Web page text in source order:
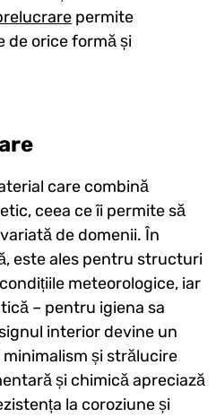
permite
de orice formă și
care combină
ceea ce îi permite să
de domenii. În
este ales pentru structuri
meteorologice, iar
– pentru igiena sa
interior devine un
și strălucire
și chimică apreciază
la coroziune și